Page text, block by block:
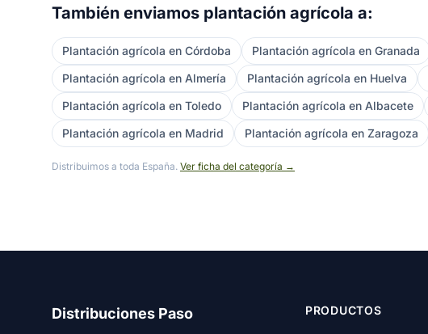
También enviamos plantación agrícola a:
Plantación agrícola en Córdoba Plantación agrícola en Granada
Plantación agrícola en Almería
Plantación agrícola en Huelva
Plantación agrícola en Toledo
Plantación agrícola en Albacete
Plantación agrícola en Madrid
Plantación agrícola en Zaragoza
Distribuimos a toda España. Ver ficha del categoría →
Distribuciones Paso PRODUCTOS